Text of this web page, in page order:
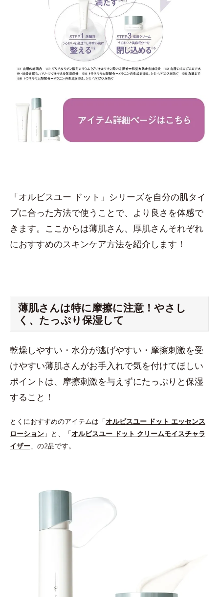
「オルビスユー ドット」シリーズを自分の肌タイ
プに合った方法で使うことで、より良さを体感で
きます。ここからは薄肌さん、厚肌さんそれぞれ
におすすめのスキンケア方法を紹介します！
薄肌さんは特に摩擦に注意！やさし
く、たっぷり保湿して
乾燥しやすい・水分が逃げやすい・摩擦刺激を受
けやすい薄肌さんがお手入れで気を付けてほしい
ポイントは、摩擦刺激を与えずにたっぷりと保湿
すること！
とくにおすすめのアイテムは「オルビスユー ドット エッセンス
ローション 」と、「オルビスユー ドット クリームモイスチャラ
イザー 」の2品です。